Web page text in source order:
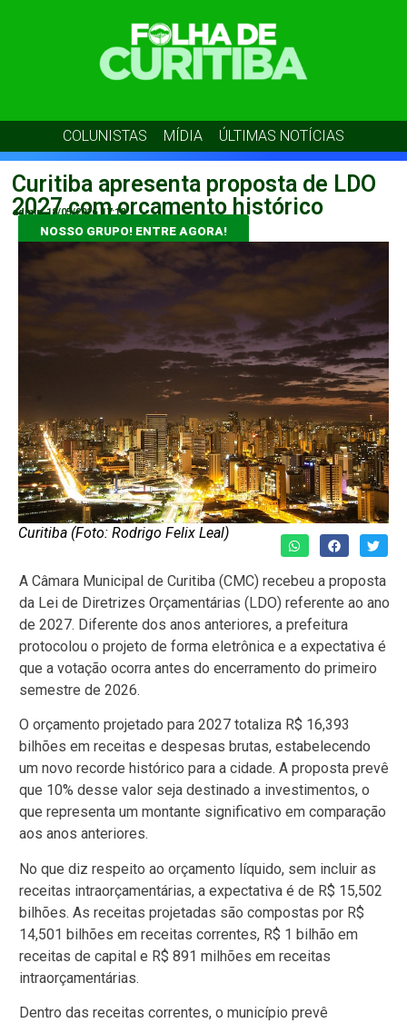
COLUNISTAS MÍDIA ÚLTIMAS NOTÍCIAS
Curitiba apresenta proposta de LDO
2027 com orçamento histórico
admin 18/05/2026 17:18
NOSSO GRUPO! ENTRE AGORA!
Curitiba (Foto: Rodrigo Felix Leal)
A Câmara Municipal de Curitiba (CMC) recebeu a proposta
da Lei de Diretrizes Orçamentárias (LDO) referente ao ano
de 2027. Diferente dos anos anteriores, a prefeitura
protocolou o projeto de forma eletrônica e a expectativa é
que a votação ocorra antes do encerramento do primeiro
semestre de 2026.
O orçamento projetado para 2027 totaliza R$ 16,393
bilhões em receitas e despesas brutas, estabelecendo
um novo recorde histórico para a cidade. A proposta prevê
que 10% desse valor seja destinado a investimentos, o
que representa um montante significativo em comparação
aos anos anteriores.
No que diz respeito ao orçamento líquido, sem incluir as
receitas intraorçamentárias, a expectativa é de R$ 15,502
bilhões. As receitas projetadas são compostas por R$
14,501 bilhões em receitas correntes, R$ 1 bilhão em
receitas de capital e R$ 891 milhões em receitas
intraorçamentárias.
Dentro das receitas correntes, o município prevê